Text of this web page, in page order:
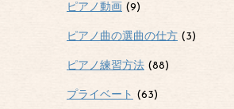
ピアノ動画 (9)
ピアノ曲の選曲の仕方 (3)
ピアノ練習方法 (88)
プライベート (63)